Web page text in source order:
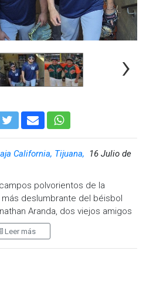
›
California, Tijuana,
16 Julio de
polvorientos de la
deslumbrante del béisbol
Aranda, dos viejos amigos
hicieron historia ayer al
en el Juego de
Leer más